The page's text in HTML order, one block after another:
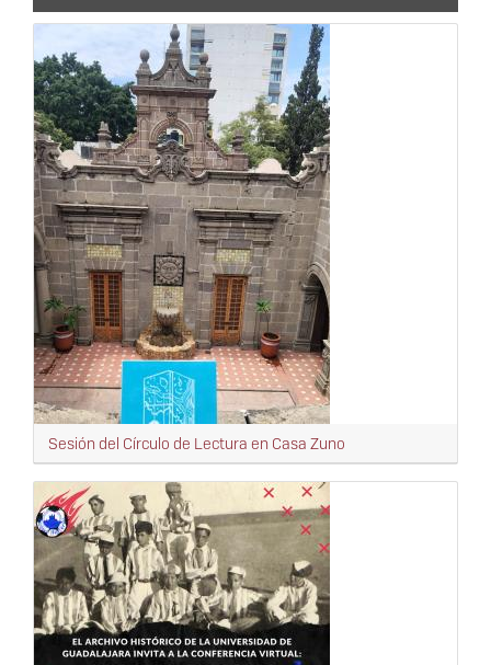
Sesión del Círculo de Lectura en Casa Zuno